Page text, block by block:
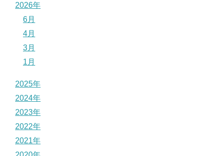
2026年
6月
4月
3月
1月
2025年
2024年
2023年
2022年
2021年